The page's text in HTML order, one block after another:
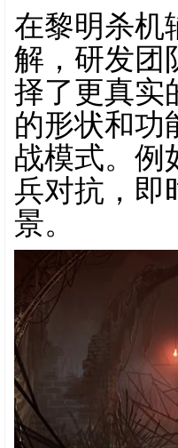
在黎明杀机
解，研发团
择了更真实
的形状和功
战模式。例
兵对抗，即
景。